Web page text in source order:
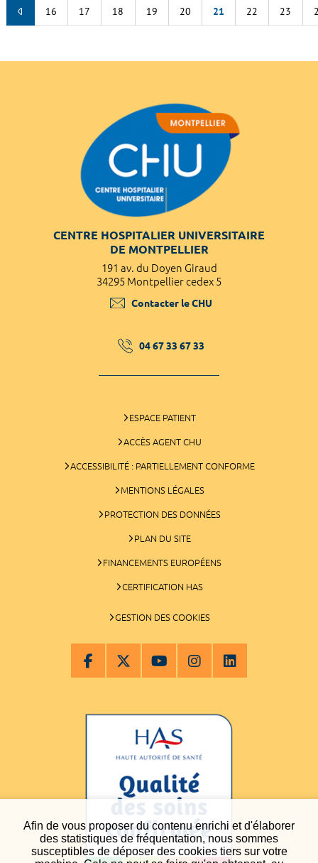
Afin de vous proposer du contenu enrichi et d'élaborer
des statistiques de fréquentation, nous sommes
susceptibles de déposer des cookies tiers sur votre
16 17 18 19 20 21 22 23
CENTRE HOSPITALIER UNIVERSITAIRE
DE MONTPELLIER
191 av. du Doyen Giraud
34295 Montpellier cedex 5
Contacter le CHU
04 67 33 67 33
ESPACE PATIENT
ACCÈS AGENT CHU
ACCESSIBILITÉ : PARTIELLEMENT CONFORME
MENTIONS LÉGALES
PROTECTION DES DONNÉES
PLAN DU SITE
FINANCEMENTS EUROPÉENS
CERTIFICATION HAS
GESTION DES COOKIES